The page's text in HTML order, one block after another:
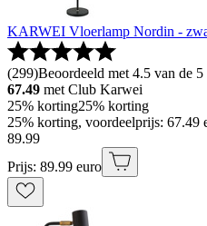
KARWEI Vloerlamp Nordin -
(299)Beoordeeld met 4.5 van de
67.49 met Club Karwei
25% korting25% korting
25% korting, voordeelprijs: 67.49
89.99
Prijs: 89.99 euro